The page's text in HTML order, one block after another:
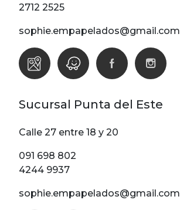
Espiga
Guardas
Infantiles
Ladrillo
Liso
Madera
2712 2525
sophie.empapelados@gmail.com
Sucursal Punta del Este
Calle 27 entre 18 y 20
091 698 802
4244 9937
sophie.empapelados@gmail.com